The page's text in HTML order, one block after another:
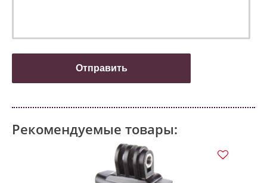
Рекомендуемые товары: